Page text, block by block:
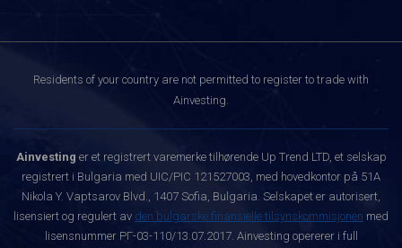
Residents of your country are not permitted to register to trade with
Ainvesting.
Ainvesting er et registrert varemerke tilhørende Up Trend LTD, et selskap
registrert i Bulgaria med UIC/PIC 121527003, med hovedkontor på 51A
Nikola Y. Vaptsarov Blvd., 1407 Sofia, Bulgaria. Selskapet er autorisert,
lisensiert og regulert av den bulgarske finansielle tilsynskommisjonen med
lisensnummer РГ-03-110/13.07.2017. Ainvesting opererer i full